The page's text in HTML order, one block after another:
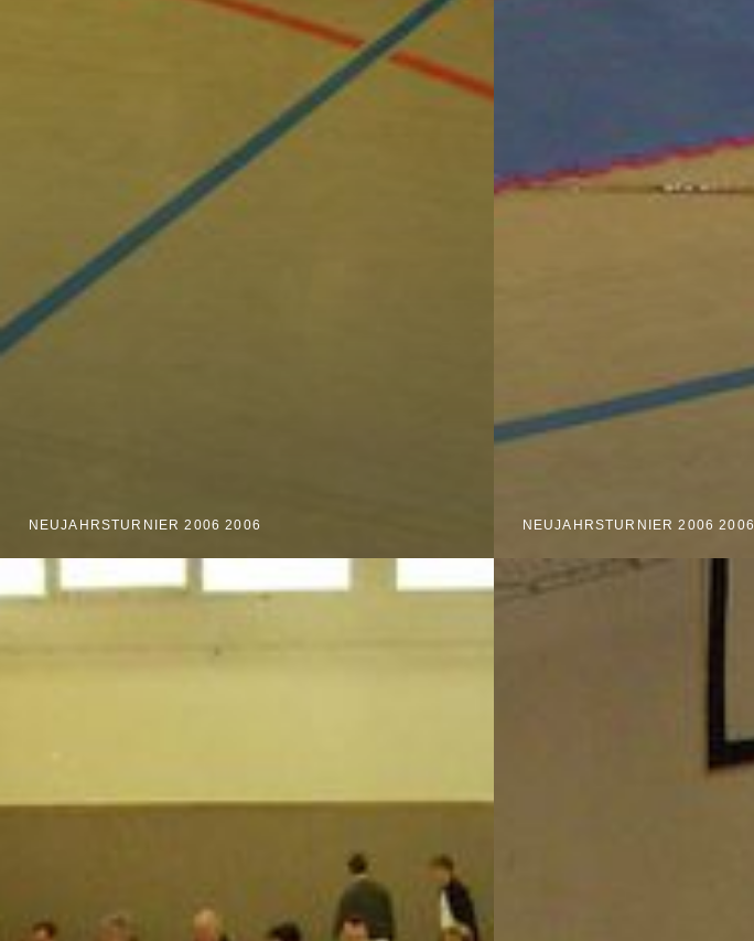
NEUJAHRSTURNIER 2006 2006 NEUJAHRSTURNIER 2006 2006